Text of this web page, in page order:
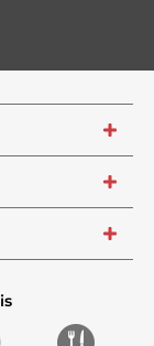
+
+
+